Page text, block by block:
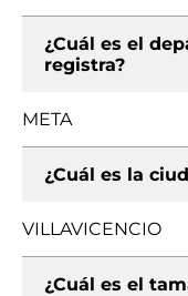
¿Cuál es el
registra?
META
¿Cuál es la
VILLAVICENCIO
¿Cuál es el